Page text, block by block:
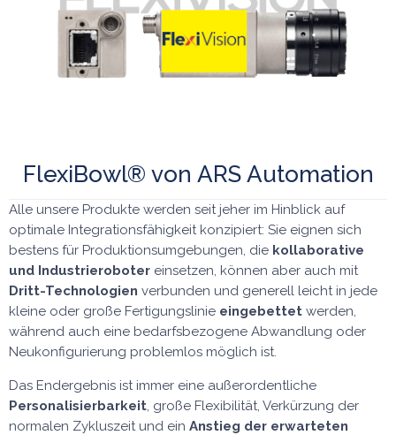
FlexiBowl® von ARS Automation
Alle unsere Produkte werden seit jeher im Hinblick auf
optimale Integrationsfähigkeit konzipiert: Sie eignen sich
bestens für Produktionsumgebungen, die kollaborative
und Industrieroboter einsetzen, können aber auch mit
Dritt-Technologien verbunden und generell leicht in jede
kleine oder große Fertigungslinie eingebettet werden,
während auch eine bedarfsbezogene Abwandlung oder
Neukonfigurierung problemlos möglich ist.
Das Endergebnis ist immer eine außerordentliche
Personalisierbarkeit , große Flexibilität, Verkürzung der
normalen Zykluszeit und ein Anstieg der erwarteten